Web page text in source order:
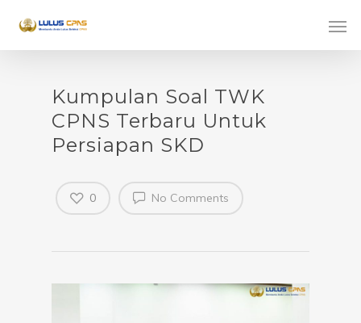
Kumpulan Soal TWK
CPNS Terbaru Untuk
Persiapan SKD
No Comments
0